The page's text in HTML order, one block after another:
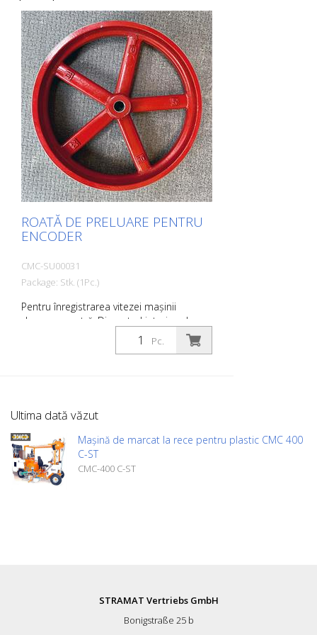
imaginea produsului. Veți fi apoi
redirecționat către site-ul nostru. Aici ne
puteți trimite, de asemenea, o cerere de
informații fără caracter obligatoriu. De
asemenea, puteți comanda aceste
informații despre produs în formă tipărită.
Cu toate acestea, vă vom factura costurile
de producție, o taxă de manipulare și
expediere.
ROATĂ DE PRELUARE PENTRU
ENCODER
CMC-SU00031
Package: Stk. (1Pc.)
Pentru înregistrarea vitezei mașinii
dumneavoastră. Diametrul interior al
Pc.
Ultima dată văzut
Mașină de marcat la rece pentru plastic CMC 400
C-ST
CMC-400 C-ST
STRAMAT Vertriebs GmbH
Bonigstraße 25 b